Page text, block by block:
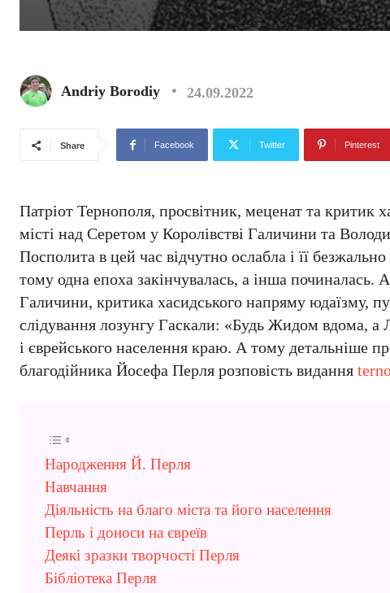
Andriy Borodiy 24.09.2022
Share Facebook Twitter Pinterest
Патріот Тернополя, просвітник, меценат та критик
місті над Серетом у Королівстві Галичини та
Посполита в цей час відчутно ослабла і її
тому одна епоха закінчувалась, а інша починалась.
Галичини, критика хасидського напряму юдаїзму,
слідування лозунгу Гаскали: «Будь Жидом вдома, а
і єврейського населення краю. А тому детальніше
благодійника Йосефа Перля розповість видання
Народження Й. Перля
Навчання
Діяльність на благо міста та його населення
Перль і доноси на євреїв
Деякі зразки творчості Перля
Бібліотека Перля